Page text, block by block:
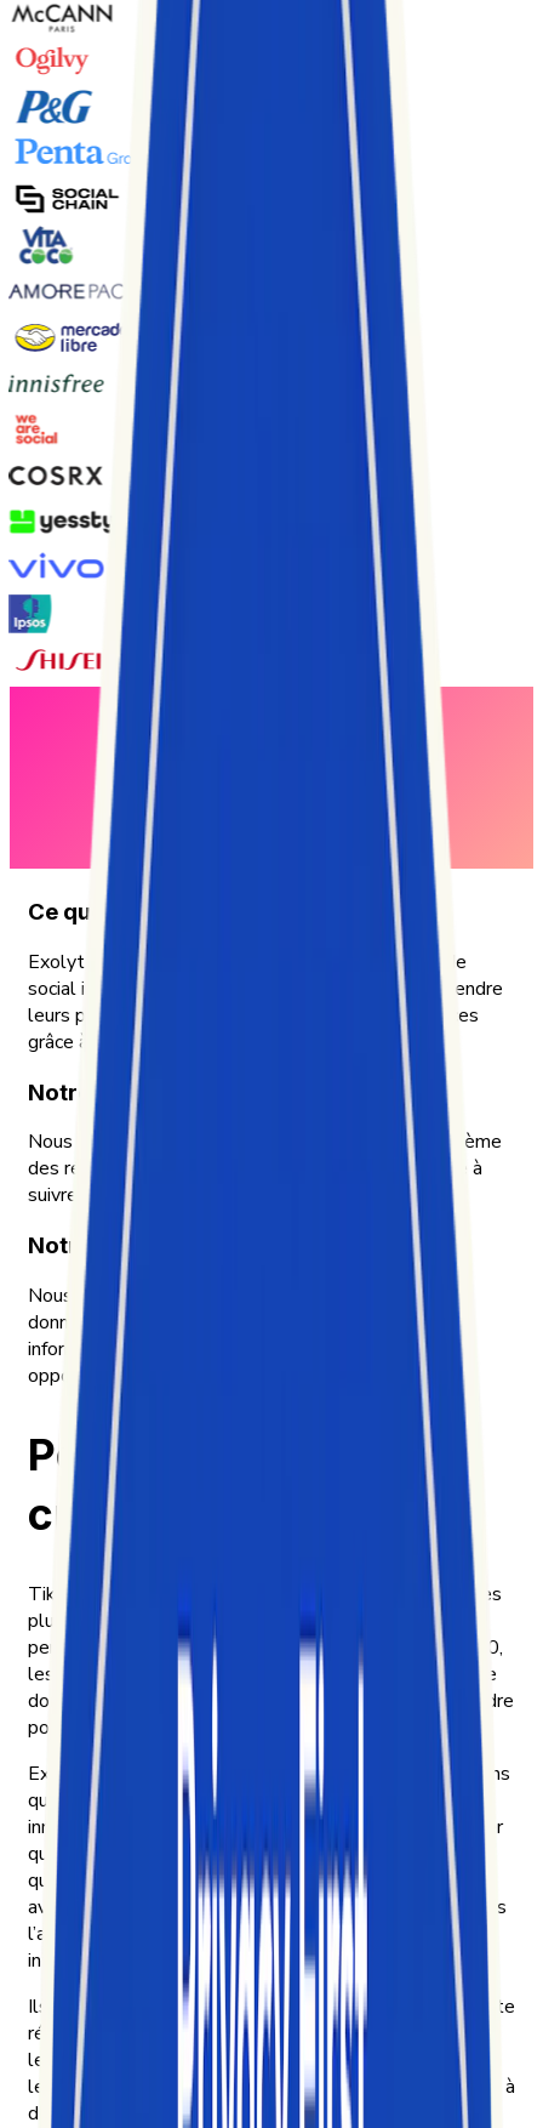
Ce que nous faisons
Exolyt est une plateforme d’analytics TikTok et de
social intelligence qui aide les entreprises à comprendre
leurs performances, leurs audiences et les tendances
grâce à des insights actionnables.
Notre raison d’être
Nous aidons les entreprises à décrypter un écosystème
des réseaux sociaux en constante évolution, difficile à
suivre, à analyser et à transformer en actions.
Notre approche
Nous rendons accessibles d’immenses volumes de
données sociales chaotiques en les transformant en
informations simples et exploitables, révélant les
opportunités que les entreprises laissent passer.
Pourquoi nous avons
créé Exolyt
TikTok s’est imposée comme l’une des plateformes les
plus influentes au monde, plus vite que les outils
permettant de la décrypter n’ont pu évoluer. Dès 2020,
les formats vidéo courts redéfinissaient déjà la manière
dont la culture se diffuse — et nous voulions comprendre
pourquoi.
Exolyt a vu le jour à Helsinki cette année-là. Nous étions
quatre à travailler au sein d’un cabinet de conseil en
innovation, intrigués par TikTok et frustrés de constater
qu’aucune plateforme ne permettait de comprendre ce
qui y générait réellement de l’engagement. Nous en
avons donc créé une pour nos propres besoins. Puis nous
l’avons présentée à d’autres pour voir si elle les
intéressait eux aussi.
Ils l’ont fait. Les marques, pour comprendre ce qui compte
réellement pour leurs clients et suivre la dynamique de
leurs produits sur TikTok. Les agences, pour apporter à
leurs clients de véritables insights plutôt que de se fier à
des suppositions. Les chercheurs et les ONG, pour